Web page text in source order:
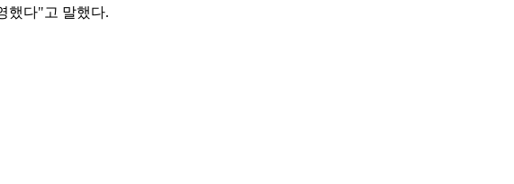
했다"고 말했다.